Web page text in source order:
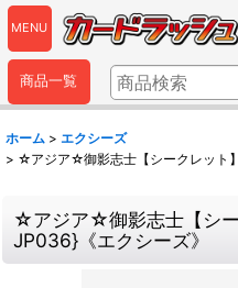
MENU
商品一覧
ホーム > エクシーズ
> ☆アジア☆御影志士【シークレット
☆アジア☆御影志士【シ
JP036}《エクシーズ》